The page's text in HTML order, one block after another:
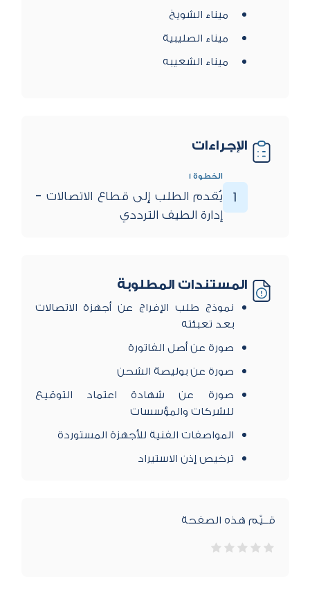
ميناء الشويخ
ميناء الصليبية
ميناء الشعيبه
الإجراءات
1
الخطوة 1
​يُقدم الطلب إلى قطاع الاتصالات -
إدارة الطيف الترددي ​
المستندات المطلوبة
​نموذج طلب الإفراج عن أجهزة الاتصالات
بعد تعبئته
صورة عن أصل الفاتورة
صورة عن بوليصة الشحن
صورة عن شهادة اعتماد التوقيع
للشركات والمؤسسات
المواصفات الفنية للأجهزة المستوردة
ترخيص إذن الاستيراد
قــيّم هذه الصفحة